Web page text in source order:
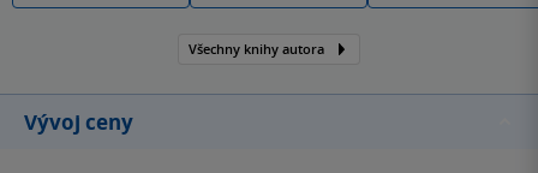
Všechny knihy autora
Vývoj ceny